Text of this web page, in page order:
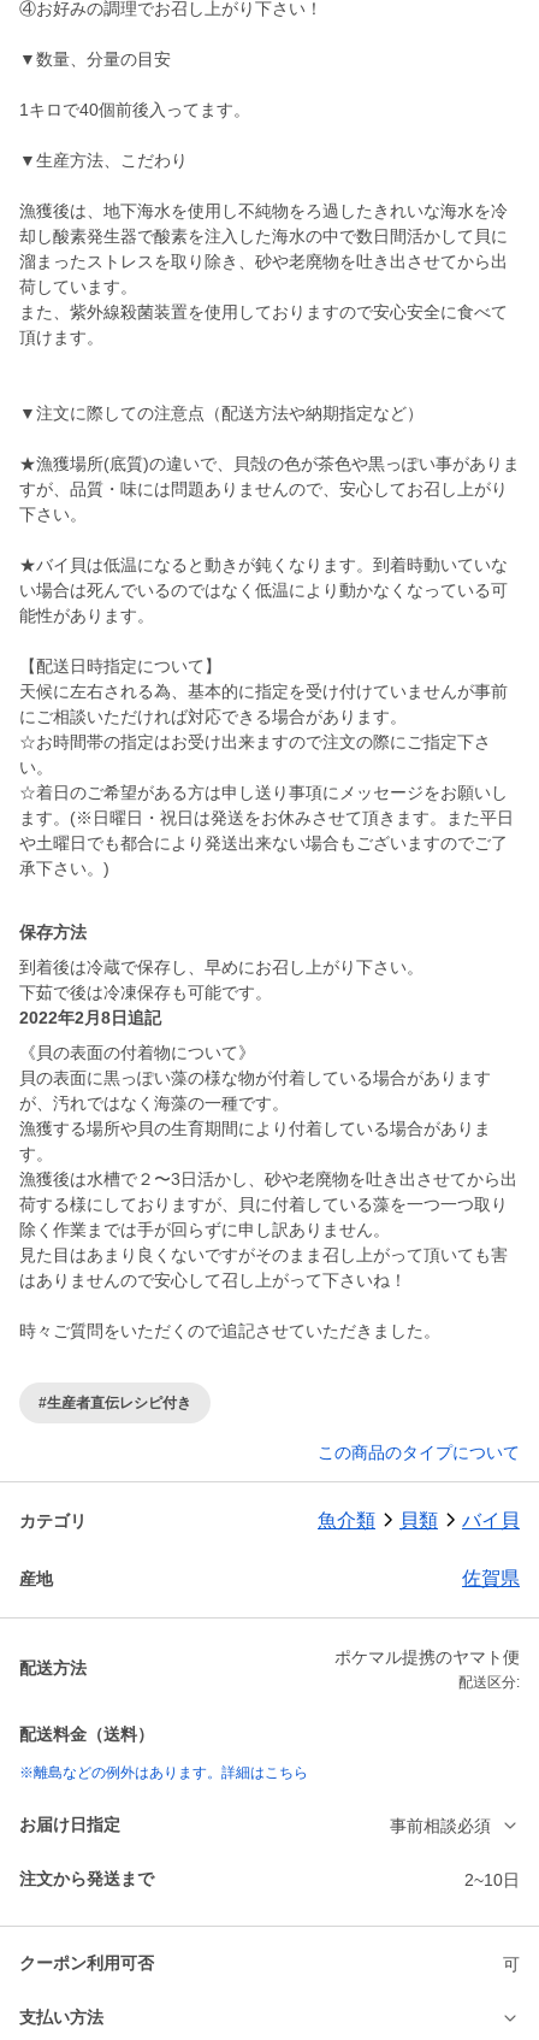
④お好みの調理でお召し上がり下さい！
▼数量、分量の目安
1キロで40個前後入ってます。
▼生産方法、こだわり
漁獲後は、地下海水を使用し不純物をろ過したきれいな海水を冷
却し酸素発生器で酸素を注入した海水の中で数日間活かして貝に
溜まったストレスを取り除き、砂や老廃物を吐き出させてから出
荷しています。
また、紫外線殺菌装置を使用しておりますので安心安全に食べて
頂けます。
▼注文に際しての注意点（配送方法や納期指定など）
★漁獲場所(底質)の違いで、貝殻の色が茶色や黒っぽい事がありま
すが、品質・味には問題ありませんので、安心してお召し上がり
下さい。
★バイ貝は低温になると動きが鈍くなります。到着時動いていな
い場合は死んでいるのではなく低温により動かなくなっている可
能性があります。
【配送日時指定について】
天候に左右される為、基本的に指定を受け付けていませんが事前
にご相談いただければ対応できる場合があります。
☆お時間帯の指定はお受け出来ますので注文の際にご指定下さ
い。
☆着日のご希望がある方は申し送り事項にメッセージをお願いし
ます。(※日曜日・祝日は発送をお休みさせて頂きます。また平日
や土曜日でも都合により発送出来ない場合もございますのでご了
承下さい。)
保存方法
到着後は冷蔵で保存し、早めにお召し上がり下さい。
2022年2月8日追記
《貝の表面の付着物について》
貝の表面に黒っぽい藻の様な物が付着している場合があります
が、汚れではなく海藻の一種です。
漁獲する場所や貝の生育期間により付着している場合がありま
す。
漁獲後は水槽で２〜3日活かし、砂や老廃物を吐き出させてから出
荷する様にしておりますが、貝に付着している藻を一つ一つ取り
除く作業までは手が回らずに申し訳ありません。
見た目はあまり良くないですがそのまま召し上がって頂いても害
はありませんので安心して召し上がって下さいね！
時々ご質問をいただくので追記させていただきました。
#生産者直伝レシピ付き
この商品のタイプについて
カテゴリ 魚介類 貝類 バイ貝
産地 佐賀県
配送方法
ポケマル提携のヤマト便
配送区分:
配送料金（送料）
※離島などの例外はあります。詳細はこちら
お届け日指定 事前相談必須
注文から発送まで 2~10日
クーポン利用可否 可
支払い方法